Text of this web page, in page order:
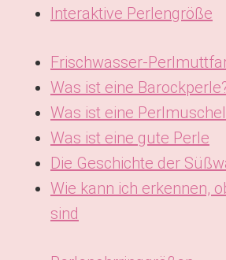
Interaktive Perlengröße
Frischwasser-
Was ist eine
Was ist eine Perlmuschel
Was ist eine gute Perle
Die Geschichte der
Wie kann ich erkennen,
sind